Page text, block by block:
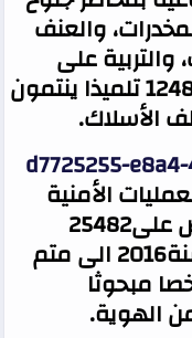
والعنف
على
السلامة الطرقية،حيث استفاد12483 تلميذا ينتمون
الأمنية
للتصدي لمختلف الجرائم، والقبض على25482
شخصا في حالة التلبس، خلال سنة2016 الى متم
12687شخصا مبحوثا
.